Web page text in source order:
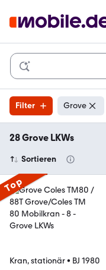
Filter Grove
28 Grove LKWs
Sortieren
Top
Kran, stationär• BJ 1980